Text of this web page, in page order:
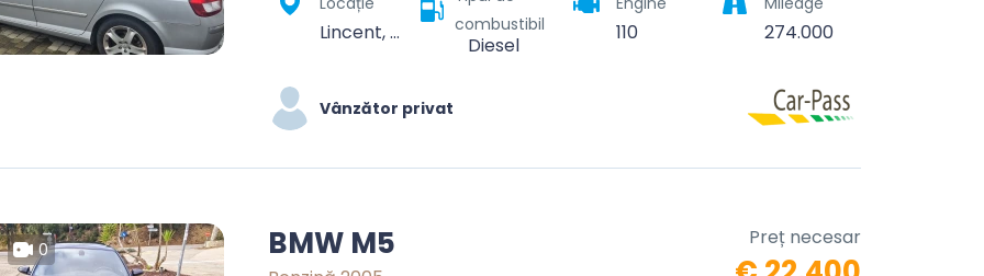
Lincent, Waremme, Liège, Wallonie, 4287, Belgique
combustibil
Diesel
110 274.000
Vânzător privat
0 BMW M5 Preț necesar